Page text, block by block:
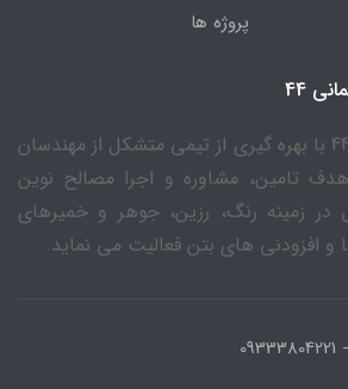
پروژه ها
44
محصولات ساختمانی 44 با بهره گیری از تیمی متشکل از مهندسان
تامین، مشاوره و اجرا مصالح نوین
زمینه رنگ، رزین، جوهر و خمیرهای
و افزودنی های بتن فعالیت می نماید.